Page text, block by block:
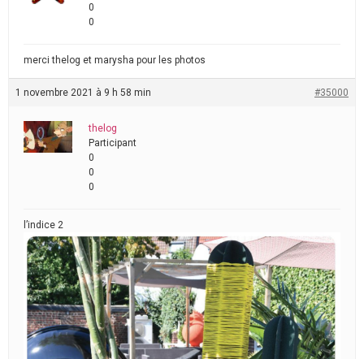
0
0
merci thelog et marysha pour les photos
1 novembre 2021 à 9 h 58 min #35000
thelog
Participant
0
0
0
l’indice 2